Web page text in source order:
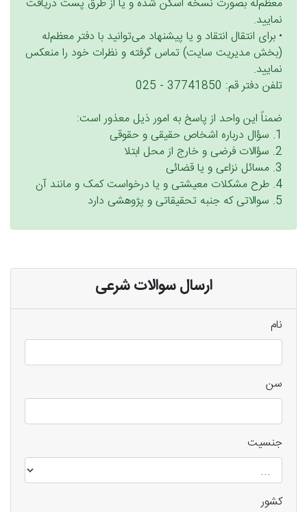
نمایید.
• برای انتقال انتقاد و یا پیشنهاد می‌توانید با دفتر معظم‌له
(بخش مدیریت سایت) تماس گرفته و نظرات خود را منعكس
نمایید.
تلفن دفتر قم: 37741850 - 025
ضمناً این واحد از پاسخ به امور ذیل معذور است:
ارسال سوالات شرعی
نام
سن
جنسیت
کشور